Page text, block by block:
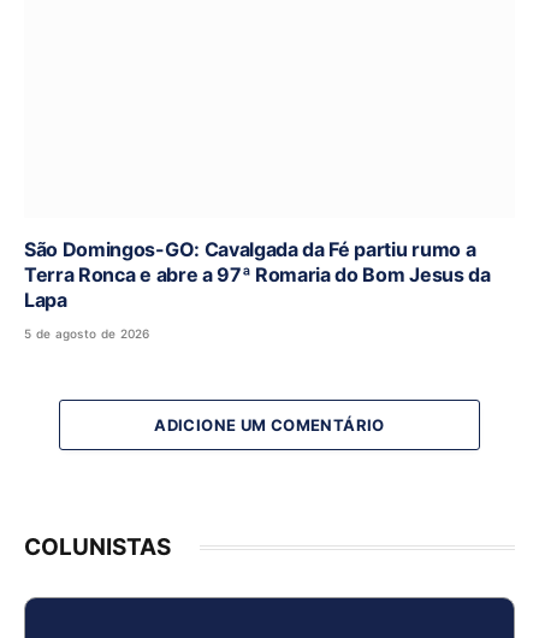
São Domingos-GO: Cavalgada da Fé partiu rumo a
Terra Ronca e abre a 97ª Romaria do Bom Jesus da
Lapa
5 de agosto de 2026
ADICIONE UM COMENTÁRIO
COLUNISTAS